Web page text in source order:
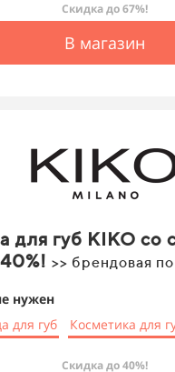
Скидка до 67%!
В магазин
для губ KIKO со
40%! >> брендовая
нужен
для губ
Косметика для
Скидка до 40%!